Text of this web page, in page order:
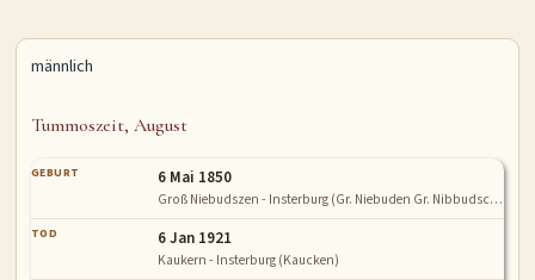
Dokumente
Fotos
MITMACHEN
Personen-Suche Familien-Suche Gesucht-Most wanted!
Personendaten Senden
männlich
Tummoszeit, August
GEBURT 6 Mai 1850
Groß Niebudszen - Insterburg (Gr. Niebuden Gr. Nibbudschen Niebudszen Gr. Niebudschen Steinsee)
TOD 6 Jan 1921
Kaukern - Insterburg (Kaucken)